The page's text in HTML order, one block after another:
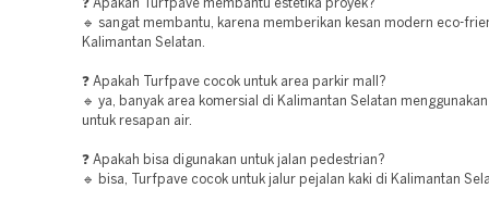
❓ Apakah Turfpave membantu estetika proyek?
🔹 sangat membantu, karena memberikan kesan modern eco-
Kalimantan Selatan.
❓ Apakah Turfpave cocok untuk area parkir mall?
🔹 ya, banyak area komersial di Kalimantan Selatan
untuk resapan air.
❓ Apakah bisa digunakan untuk jalan pedestrian?
🔹 bisa, Turfpave cocok untuk jalur pejalan kaki di Kalimantan